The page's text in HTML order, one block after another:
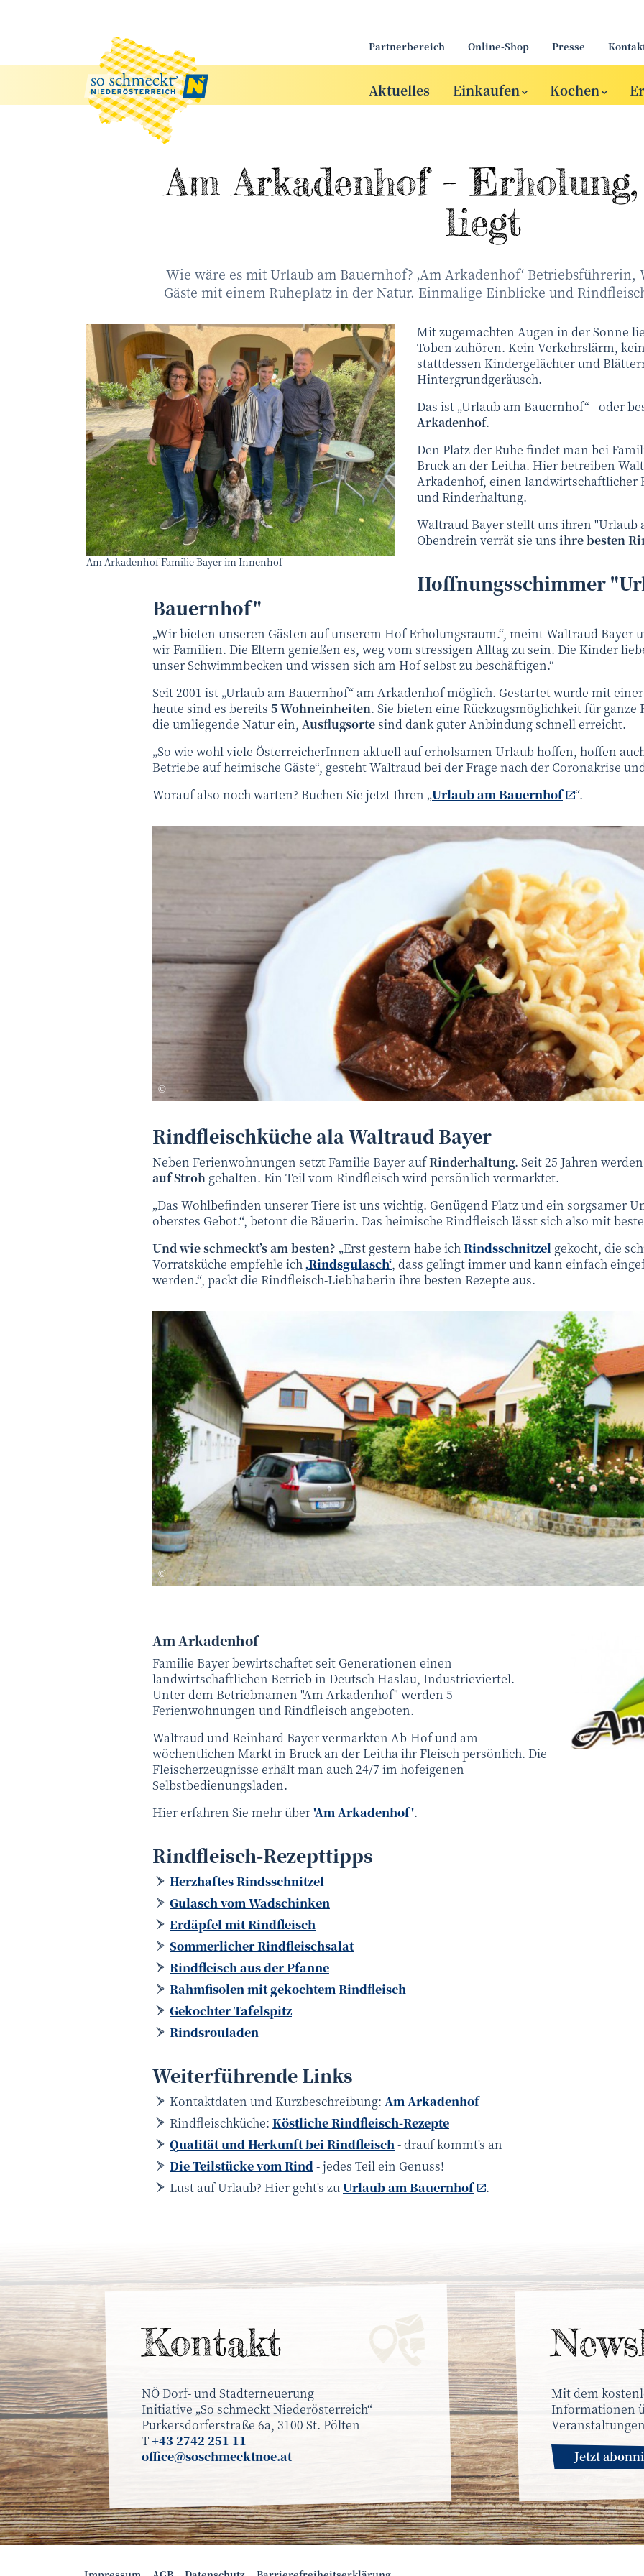
Partnerbereich Online-Shop Presse
Aktuelles Einkaufen Kochen
Am Arkadenhof –
liegt
Wie wäre es mit Urlaub am Bauernhof? ‚Am Arkadenhof‘
Gäste mit einem Ruheplatz in der Natur. Einmalige Einblicke und
Am Arkadenhof Familie Bayer im Innenhof
Mit zugemachten Augen in der Sonne
Toben zuhören. Kein Verkehrslärm,
stattdessen Kindergelächter und
Hintergrundgeräusch.
Das ist „Urlaub am Bauernhof“ - oder
Arkadenhof.
Den Platz der Ruhe findet man bei
Bruck an der Leitha. Hier betreiben
Arkadenhof, einen landwirtschaftlicher
und Rinderhaltung.
Waltraud Bayer stellt uns ihren "Urlaub
Obendrein verrät sie uns ihre besten
Hoffnungsschimmer
Bauernhof"
„Wir bieten unseren Gästen auf unserem Hof Erholungsraum.“, meint Waltraud Bayer
wir Familien. Die Eltern genießen es, weg vom stressigen Alltag zu sein. Die Kinder
unser Schwimmbecken und wissen sich am Hof selbst zu beschäftigen.“
Seit 2001 ist „Urlaub am Bauernhof“ am Arkadenhof möglich. Gestartet wurde mit
heute sind es bereits 5 Wohneinheiten. Sie bieten eine Rückzugsmöglichkeit für
die umliegende Natur ein, Ausflugsortesind dank guter Anbindung schnell erreicht.
„So wie wohl viele ÖsterreicherInnen aktuell auf erholsamen Urlaub hoffen, hoffen
Betriebe auf heimische Gäste“, gesteht Waltraud bei der Frage nach der Coronakrise
Worauf also noch warten? Buchen Sie jetzt Ihren „Urlaub am Bauernhof “.
©juefraphoto - stock.adobe.com
Rindfleischküche ala Waltraud Bayer
Neben Ferienwohnungen setzt Familie Bayer aufRinderhaltung. Seit 25 Jahren
auf Stroh gehalten. Ein Teil vom Rindfleisch wird persönlich vermarktet.
„Das Wohlbefinden unserer Tiere ist uns wichtig. Genügend Platz und ein sorgsamer
oberstes Gebot.“, betont die Bäuerin. Das heimische Rindfleisch lässt sich also mit
Und wie schmeckt’s am besten? „Erst gestern habe ich Rindsschnitzel gekocht, die
Vorratsküche empfehle ich ‚Rindsgulasch‘, dass gelingt immer und kann einfach
werden.“, packt die Rindfleisch-Liebhaberin ihre besten Rezepte aus.
©Am Arkadenhof
©Am
Am Arkadenhof
Familie Bayer bewirtschaftet seit Generationen einen
landwirtschaftlichen Betrieb in Deutsch Haslau, Industrieviertel.
Unter dem Betriebnamen "Am Arkadenhof" werden 5
Ferienwohnungen und Rindfleisch angeboten.
Waltraud und Reinhard Bayer vermarkten Ab-Hof und am
wöchentlichen Markt in Bruck an der Leitha ihr Fleisch persönlich. Die
Fleischerzeugnisse erhält man auch 24/7 im hofeigenen
Selbstbedienungsladen.
Hier erfahren Sie mehr über'Am Arkadenhof'.
Rindfleisch-Rezepttipps
Herzhaftes Rindsschnitzel
Gulasch vom Wadschinken
Erdäpfel mit Rindfleisch
Sommerlicher Rindfleischsalat
Rindfleisch aus der Pfanne
Rahmfisolen mit gekochtem Rindfleisch
Gekochter Tafelspitz
Rindsrouladen
Weiterführende Links
Kontaktdaten und Kurzbeschreibung: Am Arkadenhof
Rindfleischküche: Köstliche Rindfleisch-Rezepte
Qualität und Herkunft bei Rindfleisch- drauf kommt's an
Die Teilstücke vom Rind- jedes Teil ein Genuss!
Lust auf Urlaub? Hier geht's zuUrlaub am Bauernhof .
Mit dem
Informationen
Jetzt
Kontakt
NÖ Dorf- und Stadterneuerung
Initiative „So schmeckt Niederösterreich“
Purkersdorferstraße 6a, 3100 St. Pölten
T+43 2742 251 11
office@soschmecktnoe.at